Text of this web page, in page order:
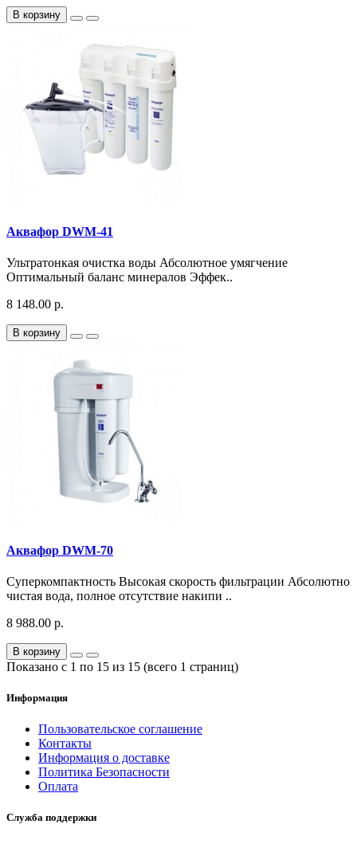
В корзину
Аквафор DWM-41
Ультратонкая очистка воды Абсолютное умягчение
Оптимальный баланс минералов Эффек..
8 148.00 р.
В корзину
Аквафор DWM-70
Суперкомпактность Высокая скорость фильтрации Абсолютно
чистая вода, полное отсутствие накипи ..
8 988.00 р.
В корзину
Показано с 1 по 15 из 15 (всего 1 страниц)
Информация
Пользовательское соглашение
Контакты
Информация о доставке
Политика Безопасности
Оплата
Служба поддержки